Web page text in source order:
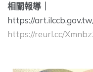
相關報導｜
https://
https://reurl.cc/